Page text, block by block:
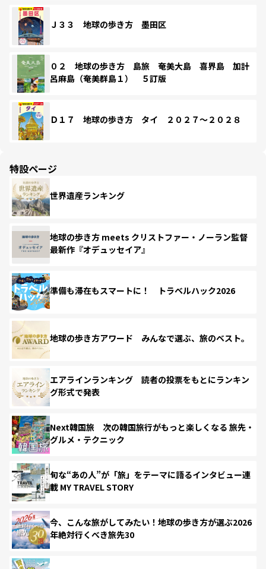
Ｊ３３ 地球の歩き方 墨田区
０２ 地球の歩き方 島旅 奄美大島 喜界島 加計
呂麻島（奄美群島１） ５訂版
Ｄ１７ 地球の歩き方 タイ ２０２７～２０２８
特設ページ
世界遺産ランキング
地球の歩き方 meets クリストファー・ノーラン監督
最新作『オデュッセイア』
準備も滞在もスマートに！ トラベルハック2026
地球の歩き方アワード みんなで選ぶ、旅のベスト。
エアラインランキング 読者の投票をもとにランキン
グ形式で発表
Next韓国旅 次の韓国旅行がもっと楽しくなる 旅先・
グルメ・テクニック
旬な“あの人”が「旅」をテーマに語るインタビュー連
載 MY TRAVEL STORY
今、こんな旅がしてみたい！地球の歩き方が選ぶ2026
年絶対行くべき旅先30